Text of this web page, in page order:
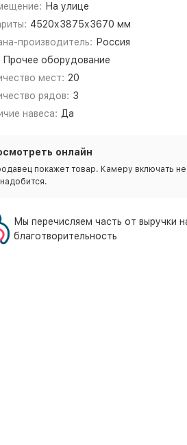
На улице
4520х3875х3670 мм
производитель: Россия
Прочее оборудование
мест: 20
рядов: 3
навеса: Да
онлайн
покажет товар. Камеру включать не
Мы перечисляем часть от выручки
благотворительность